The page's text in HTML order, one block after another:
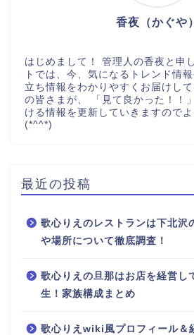
香夜（かぐや）
はじめまして！ 管理人の香夜と申
トでは、今、気になるトレンド情
立ち情報をわかりやすくお届けし
の皆さまが、 「見て良かった！！
ける情報を更新していきますので
(*^^*)
最近の投稿
歌心りえのレストランは下北沢
や場所について徹底調査！
歌心りえの旦那はお店を経営し
生！家族構成まとめ
歌心りえwiki風プロフィール＆